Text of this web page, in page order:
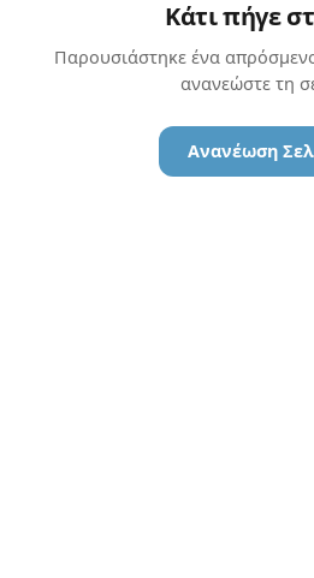
Κάτι πήγε
Παρουσιάστηκε ένα
ανανεώστε τη
Ανανέωση